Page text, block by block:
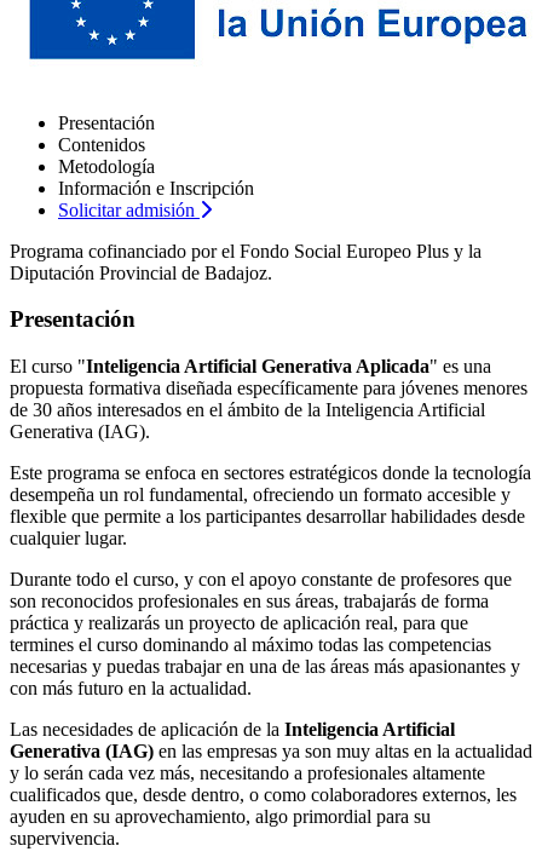
Presentación
Contenidos
Metodología
Información e Inscripción
Solicitar admisión
Programa cofinanciado por el Fondo Social Europeo Plus y la
Diputación Provincial de Badajoz.
Presentación
El curso "Inteligencia Artificial Generativa Aplicada" es una
propuesta formativa diseñada específicamente para jóvenes menores
de 30 años interesados en el ámbito de la Inteligencia Artificial
Generativa (IAG).
Este programa se enfoca en sectores estratégicos donde la tecnología
desempeña un rol fundamental, ofreciendo un formato accesible y
flexible que permite a los participantes desarrollar habilidades desde
cualquier lugar.
Durante todo el curso, y con el apoyo constante de profesores que
son reconocidos profesionales en sus áreas, trabajarás de forma
práctica y realizarás un proyecto de aplicación real, para que
termines el curso dominando al máximo todas las competencias
necesarias y puedas trabajar en una de las áreas más apasionantes y
con más futuro en la actualidad.
Las necesidades de aplicación de la Inteligencia Artificial
Generativa (IAG) en las empresas ya son muy altas en la actualidad
y lo serán cada vez más, necesitando a profesionales altamente
cualificados que, desde dentro, o como colaboradores externos, les
ayuden en su aprovechamiento, algo primordial para su
supervivencia.